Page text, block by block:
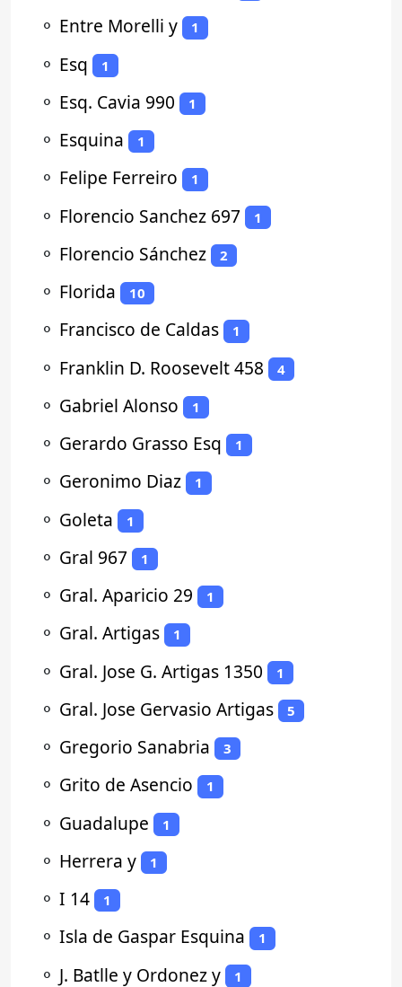
⚬ Entre Morelli y 1
⚬ Esq 1
⚬ Esq. Cavia 990 1
⚬ Esquina 1
⚬ Felipe Ferreiro 1
⚬ Florencio Sanchez 697 1
⚬ Florencio Sánchez 2
⚬ Florida 10
⚬ Francisco de Caldas 1
⚬ Franklin D. Roosevelt 458 4
⚬ Gabriel Alonso 1
⚬ Gerardo Grasso Esq 1
⚬ Geronimo Diaz 1
⚬ Goleta 1
⚬ Gral 967 1
⚬ Gral. Aparicio 29 1
⚬ Gral. Artigas 1
⚬ Gral. Jose G. Artigas 1350 1
⚬ Gral. Jose Gervasio Artigas 5
⚬ Gregorio Sanabria 3
⚬ Grito de Asencio 1
⚬ Guadalupe 1
⚬ Herrera y 1
⚬ I 14 1
⚬ Isla de Gaspar Esquina 1
⚬ J. Batlle y Ordonez y 1